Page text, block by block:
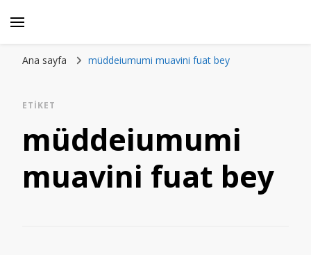
Ana sayfa müddeiumumi muavini fuat bey
ETIKET
müddeiumumi
muavini fuat bey